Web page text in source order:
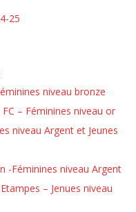
25
niveau bronze
– Féminines niveau or
niveau Argent et Jeunes
-Féminines niveau Argent
– Jenues niveau